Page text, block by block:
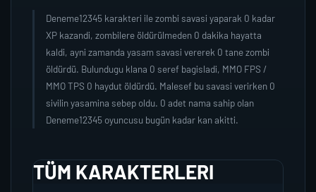
Deneme12345 karakteri ile zombi savasi yaparak 0 kadar
XP kazandi, zombilere öldürülmeden 0 dakika hayatta
kaldi, ayni zamanda yasam savasi vererek 0 tane zombi
öldürdü. Bulundugu klana 0 seref bagisladi, MMO FPS /
MMO TPS 0 haydut öldürdü. Malesef bu savasi verirken 0
sivilin yasamina sebep oldu. 0 adet nama sahip olan
Deneme12345 oyuncusu bugün kadar kan akitti.
TÜM KARAKTERLERI